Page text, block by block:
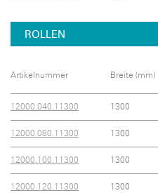
ROLLEN
Artikelnummer Breite (mm)
12000.040.11300 1300
12000.080.11300 1300
12000.100.11300 1300
12000.120.11300 1300